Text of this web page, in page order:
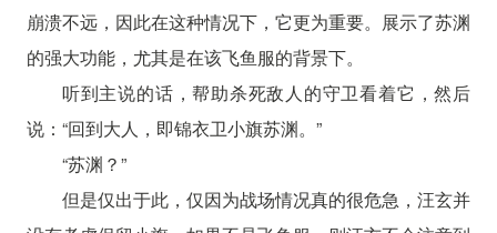
崩溃不远，因此在这种情况下，它更为重要。展示了苏渊
的强大功能，尤其是在该飞鱼服的背景下。
听到主说的话，帮助杀死敌人的守卫看着它，然后
说：“回到大人，即锦衣卫小旗苏渊。”
“苏渊？”
但是仅出于此，仅因为战场情况真的很危急，汪玄并